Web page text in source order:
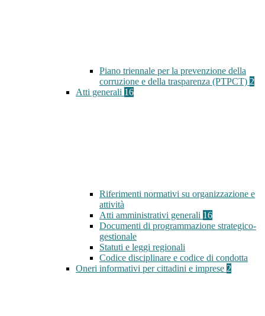
Piano triennale per la prevenzione della
corruzione e della trasparenza (PTPCT) 2
Atti generali 16
Riferimenti normativi su organizzazione e
attività
Atti amministrativi generali 16
Documenti di programmazione strategico-
gestionale
Statuti e leggi regionali
Codice disciplinare e codice di condotta
Oneri informativi per cittadini e imprese 2